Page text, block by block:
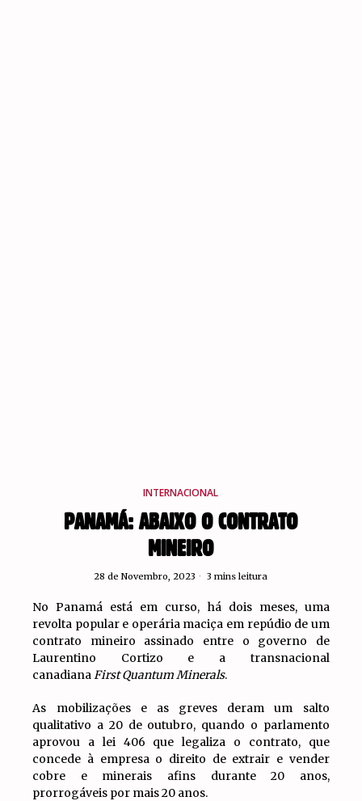
INTERNACIONAL
PANAMÁ: ABAIXO O CONTRATO
MINEIRO
28 de Novembro, 2023 3 mins leitura
No Panamá está em curso, há dois meses, uma
revolta popular e operária maciça em repúdio de um
contrato mineiro assinado entre o governo de
Laurentino Cortizo e a transnacional
canadiana First Quantum Minerals.
As mobilizações e as greves deram um salto
qualitativo a 20 de outubro, quando o parlamento
aprovou a lei 406 que legaliza o contrato, que
concede à empresa o direito de extrair e vender
cobre e minerais afins durante 20 anos,
prorrogáveis por mais 20 anos.